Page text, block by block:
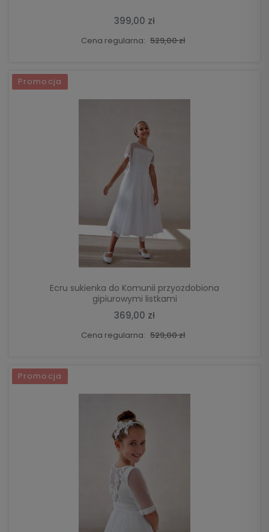
399,00 zł
Cena regularna: 529,00 zł
Ecru sukienka do Komunii przyozdobiona
gipiurowymi listkami
369,00 zł
Cena regularna: 529,00 zł
Promocja
DO KOSZYKA
Promocja